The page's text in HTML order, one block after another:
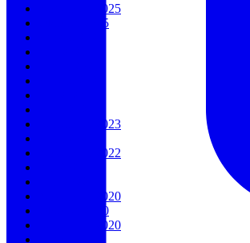
November 2025
Oktober 2025
September 2023
November 2022
November 2020
Oktober 2020
September 2020